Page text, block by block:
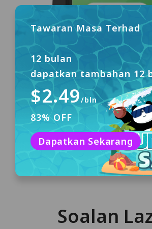
Log Masuk
Tiada pendaftaran diperlukan.
menerima akaun percubaan
dengan log masuk automatik
pertama kali memasang
Soalan
Tawaran Masa Terhad
12 bulan
dapatkan tambahan 12
$2.49/bln
83% OFF
Dapatkan Sekarang